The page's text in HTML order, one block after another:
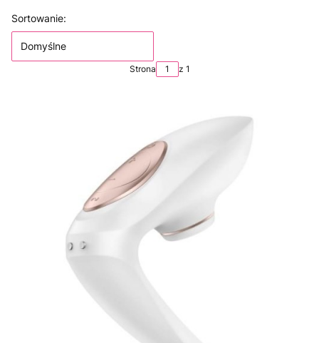
Lista produktów
Sortowanie:
Domyślne
Strona z 1